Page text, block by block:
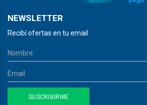
NEWSLETTER
Recibí ofertas en tu email